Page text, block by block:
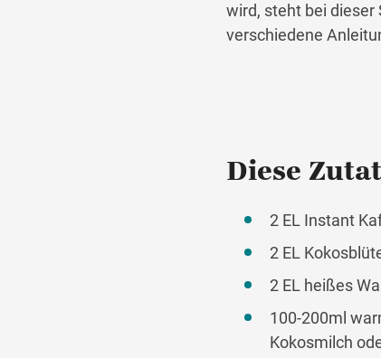
wird, steht bei
verschiedene
Diese
2 EL Instant
2 EL
2 EL heißes
100-200ml
Kokosmilch